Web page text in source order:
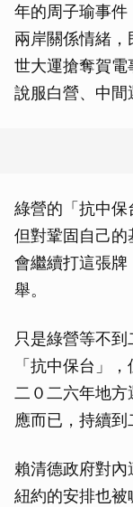
年的周子瑜事件
兩岸關係情緒
世大運搶奪賀
說服白營、中間
綠營的「抗中保
但對鞏固自己的
會繼續打這張牌
舉。
只是綠營等不
「抗中保台」
二０二六年地
應而已，持續到
賴清德政府對
紐約的安排也被